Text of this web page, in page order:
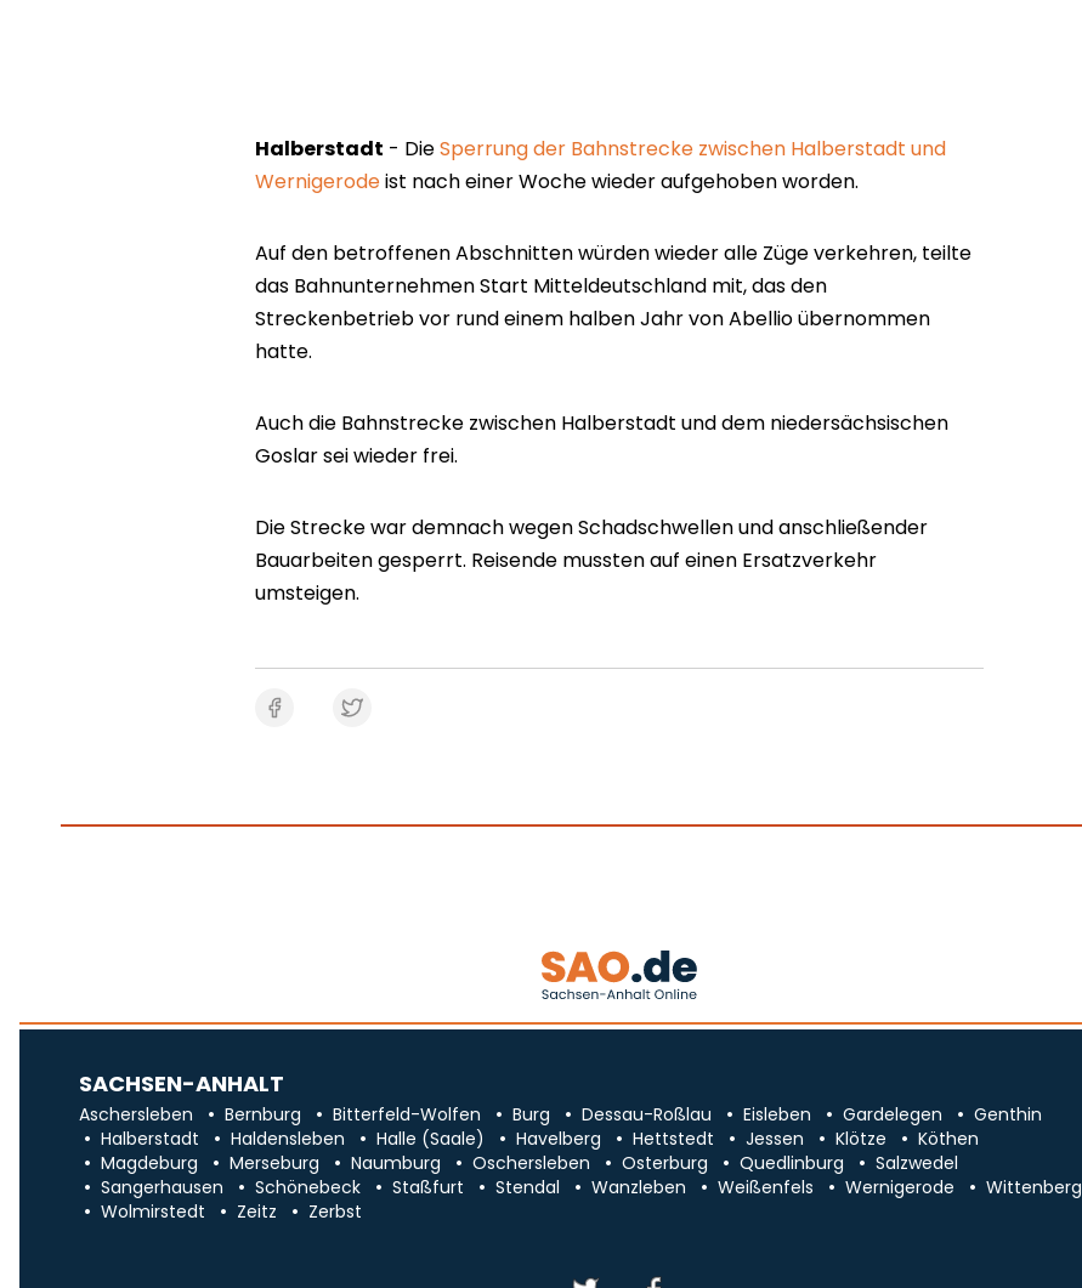
Halberstadt - DieSperrung der Bahnstrecke zwischen Halberstadt und
Wernigerodeist nach einer Woche wieder aufgehoben worden.
Auf den betroffenen Abschnitten würden wieder alle Züge verkehren, teilte
das Bahnunternehmen Start Mitteldeutschland mit, das den
Streckenbetrieb vor rund einem halben Jahr von Abellio übernommen
hatte.
Auch die Bahnstrecke zwischen Halberstadt und dem niedersächsischen
Goslar sei wieder frei.
Die Strecke war demnach wegen Schadschwellen und anschließender
Bauarbeiten gesperrt. Reisende mussten auf einen Ersatzverkehr
umsteigen.
SACHSEN-ANHALT
Aschersleben Bernburg Bitterfeld-Wolfen Burg Dessau-Roßlau Eisleben Gardelegen
Genthin
Halberstadt
Haldensleben Halle (Saale) Havelberg Hettstedt Jessen Klötze
Köthen
Magdeburg
Merseburg Naumburg Oschersleben Osterburg Quedlinburg
Salzwedel
Sangerhausen
Schönebeck Staßfurt Stendal Wanzleben Weißenfels Wernigerode
Wittenberg
Wolmirstedt
Zeitz Zerbst